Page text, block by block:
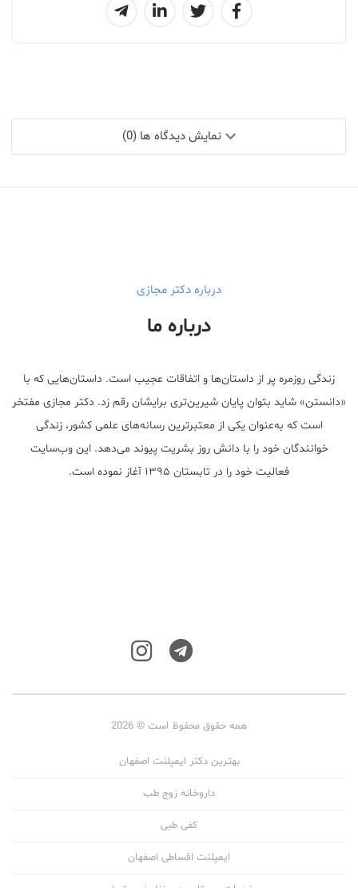
نمایش دیدگاه ها (0)
درباره دکتر مجازی
درباره ما
زندگی روزمره پر از داستان‌ها و اتفاقات عجیب است. داستان‌هایی که با
«دانستن» شاید بتوان پایان شیرین‌تری برایشان رقم زد. دکتر مجازی مفتخر
است که به‌عنوان یکی از معتبر‌ترین رسانه‌های علمی کشور، زندگی
خوانندگان خود را با دانش روز بشریت پیوند می‌دهد. این وب‌سایت
فعالیت خود را در تابستان ۱۳۹۵ آغاز نموده است.
همه حقوق محفوظ است © 2026
بهترین دکتر ایمپلنت اصفهان
داروخانه زوج طب
کفی طبی
ایمپلنت اقساطی اصفهان